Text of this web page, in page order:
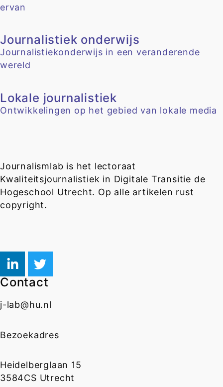
ervan
Journalistiek onderwijs
Journalistiekonderwijs in een veranderende
wereld
Lokale journalistiek
Ontwikkelingen op het gebied van lokale media
Journalismlab is het lectoraat
Kwaliteitsjournalistiek in Digitale Transitie de
Hogeschool Utrecht. Op alle artikelen rust
copyright.
Contact
j-lab@hu.nl
Bezoekadres
Heidelberglaan 15
3584CS Utrecht